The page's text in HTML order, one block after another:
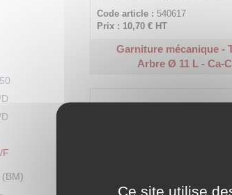
F
Code article : 540617
Prix : 10,70 € HT
Garniture mécanique -
Arbre Ø 11 L - Ca-
Ce site utilise